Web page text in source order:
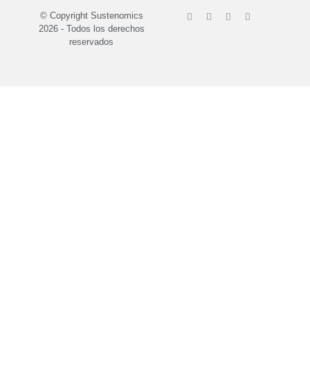
© Copyright Sustenomics
2026 - Todos los derechos
reservados